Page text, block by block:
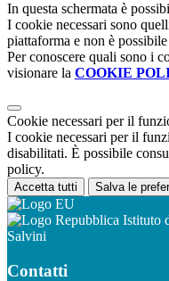
In questa schermata è
I cookie necessari sono
piattaforma e non è
Per conoscere quali sono i
visionare la COOKIE
Cookie necessari per il
I cookie necessari per il
disabilitati. È possibile
policy.
Accetta tutti Salva le
Istituto
Salvini
Contatti